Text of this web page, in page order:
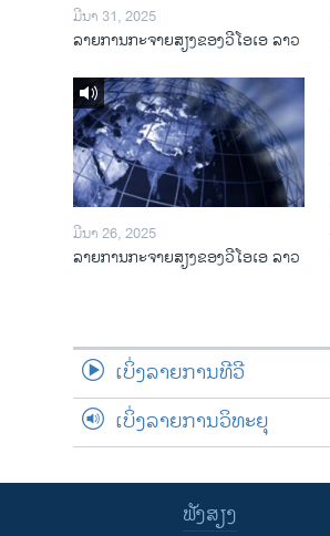
ມີນາ 31, 2025
ລາຍການກະຈາຍສຽງຂອງວີໂອເອ ລາວ
ມີນາ 26, 2025
ລາຍການກະຈາຍສຽງຂອງວີໂອເອ ລາວ
ເບິ່ງລາຍການທີວີ
ເບິ່ງລາຍການວິທະຍຸ
ຟັງສຽງ